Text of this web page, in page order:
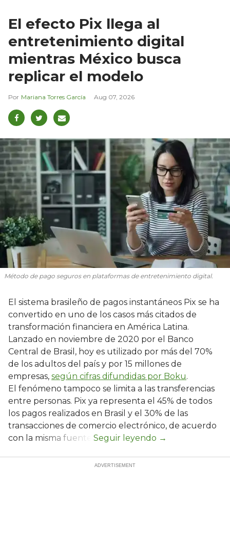
El efecto Pix llega al
entretenimiento digital
mientras México busca
replicar el modelo
Mariana Torres García Aug 07, 2026
Método de pago seguros en plataformas de entretenimiento digital.
El sistema brasileño de pagos instantáneos Pix se ha
convertido en uno de los casos más citados de
transformación financiera en América Latina.
Lanzado en noviembre de 2020 por el Banco
Central de Brasil, hoy es utilizado por más del 70%
de los adultos del país y por 15 millones de
empresas, según cifras difundidas por Boku.
El fenómeno tampoco se limita a las transferencias
entre personas. Pix ya representa el 45% de todos
los pagos realizados en Brasil y el 30% de las
transacciones de comercio electrónico, de acuerdo
con la misma fuente.